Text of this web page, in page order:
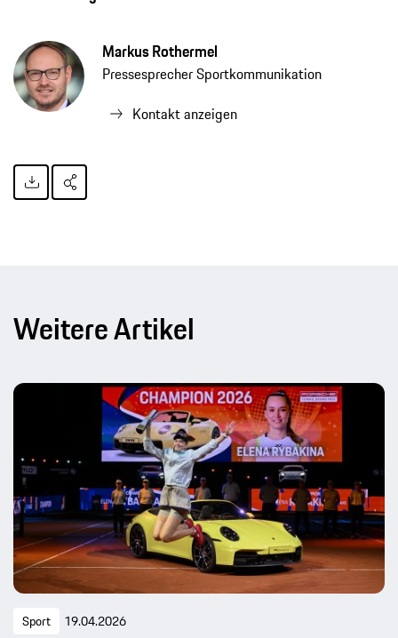
Markus Rothermel
Pressesprecher Sportkommunikation
Kontakt anzeigen
Weitere Artikel
Sport 19.04.2026